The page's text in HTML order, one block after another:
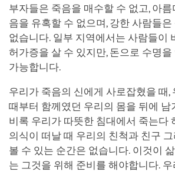
부자들은 죽음을 매수할 수 없고, 아
음을 유혹할 수 없으며, 강한 사람들
없습니다. 일부 지역에서는 사람들이
허가증을 살 수 있지만, 돈으로 수명
가능합니다.
우리가 죽음의 신에게 사로잡혔을 때,
때부터 함께였던 우리의 몸을 뒤에 남
비록 우리가 따뜻한 침대에서 죽는다
의식이 떠날 때 우리의 친척과 친구
볼 수 있는 순간은 없습니다. 이것이
는 그것을 위해 준비를 해야합니다.